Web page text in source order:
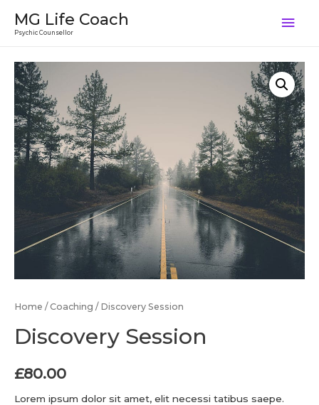
MG Life Coach
Psychic Counsellor
Home /Coaching / Discovery Session
Discovery Session
£80.00
Lorem ipsum dolor sit amet, elit necessi tatibus saepe.